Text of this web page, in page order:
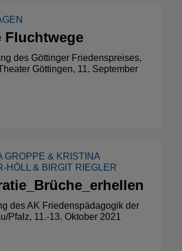
Fluchtwege
des Göttinger Friedenspreises,
Göttingen, 11. September
GROPPE & KRISTINA
HÖLL& BIRGIT RIEGLER
des AK Friedenspädagogik der
Pfalz, 11.-13. Oktober 2021